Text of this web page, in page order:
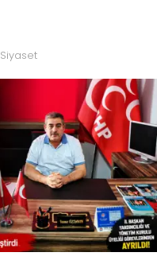
Siyaset